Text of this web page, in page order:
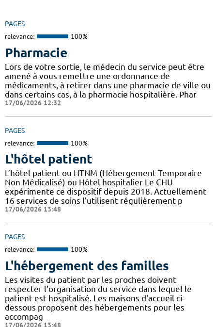
PAGES
relevance: 100%
Pharmacie
Lors de votre sortie, le médecin du service peut être
amené à vous remettre une ordonnance de
médicaments, à retirer dans une pharmacie de ville ou
dans certains cas, à la pharmacie hospitalière. Phar
17/06/2026 12:32
PAGES
relevance: 100%
L'hôtel patient
L’hôtel patient ​​ou HTNM (Hébergement Temporaire
Non Médicalisé)​​​​​​ ou Hôtel hospitalier Le CHU
expérimente ce dispositif depuis 2018. Actuellement
16 services de soins l’utilisent régulièrement p
17/06/2026 13:48
PAGES
relevance: 100%
L'hébergement des familles
Les visites du patient par les proches doivent
respecter l'organisation du service dans lequel le
patient est hospitalisé. Les maisons d'accueil ci-
dessous proposent des hébergements pour les
accompag
17/06/2026 13:48